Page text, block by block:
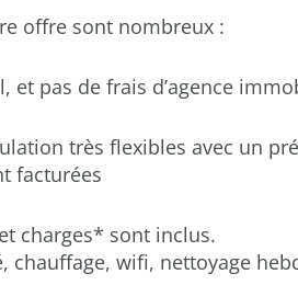
offre sont nombreux :
et pas de frais d’agence
très flexibles avec un
facturées
charges* sont inclus.
chauffage, wifi, nettoyage